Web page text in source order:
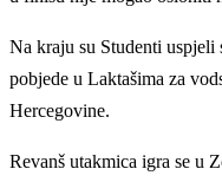
Na kraju su Studenti uspjeli
pobjede u Laktašima za
Hercegovine.
Revanš utakmica igra se u